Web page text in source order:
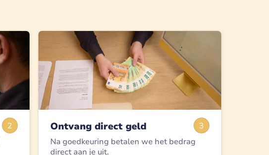
2 3
Ontvang direct geld
Na goedkeuring betalen we het bedrag
direct aan je uit.